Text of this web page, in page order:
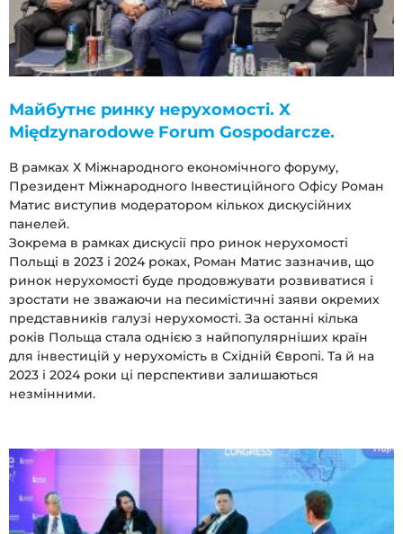
Майбутнє ринку нерухомості. X
Międzynarodowe Forum Gospodarcze.
В рамках Х Міжнародного економічного форуму,
Президент Міжнародного Інвестиційного Офісу Роман
Матис виступив модератором кількох дискусійних
панелей.
Зокрема в рамках дискусії про ринок нерухомості
Польщі в 2023 і 2024 роках, Роман Матис зазначив, що
ринок нерухомості буде продовжувати розвиватися і
зростати не зважаючи на песимістичні заяви окремих
представників галузі нерухомості. За останні кілька
років Польща стала однією з найпопулярніших країн
для інвестицій у нерухомість в Східній Європі. Та й на
2023 і 2024 роки ці перспективи залишаються
незмінними.